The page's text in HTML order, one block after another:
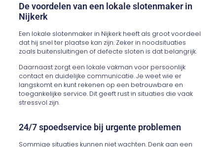
De voordelen van een lokale slotenmaker in
Nijkerk
Een lokale slotenmaker in Nijkerk heeft als groot voordeel
dat hij snel ter plaatse kan zijn. Zeker in noodsituaties
zoals buitensluitingen of defecte sloten is dat belangrijk.
Daarnaast zorgt een lokale vakman voor persoonlijk
contact en duidelijke communicatie. Je weet wie er
langskomt en kunt rekenen op een betrouwbare en
toegankelijke service. Dit geeft rust in situaties die vaak
stressvol zijn.
24/7 spoedservice bij urgente problemen
Sommige situaties kunnen niet wachten. Denk aan een